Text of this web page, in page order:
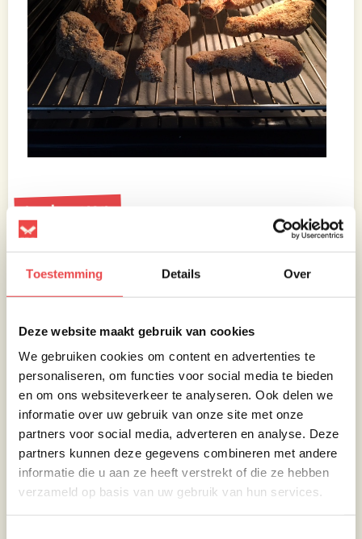
Toestemming Details Over
Deze website maakt gebruik van cookies
We gebruiken cookies om content en advertenties te
personaliseren, om functies voor social media te bieden
en om ons websiteverkeer te analyseren. Ook delen we
informatie over uw gebruik van onze site met onze
partners voor social media, adverteren en analyse. Deze
partners kunnen deze gegevens combineren met andere
informatie die u aan ze heeft verstrekt of die ze hebben
verzameld op basis van uw gebruik van hun services.
In de oven
Verwarm je oven voor op 180 graden. Als je
klaar bent met het paneren van de drumsticks
kunnen ze de oven in. Leg ze los op het
hebt liggen om het vocht op te vangen.
De drumsticks zijn klaar als ze er zo’n 40-45
minuten in hebben gezeten.
Je kunt ze zo eten of doe er een lekker sausje
bij.
Eet smakelijk!